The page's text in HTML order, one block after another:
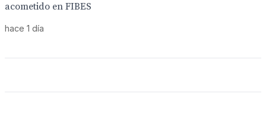
acometido en FIBES
hace 1 día